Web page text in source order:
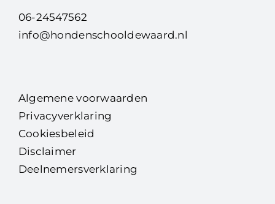
06-24547562
info@hondenschooldewaard.nl
Algemene voorwaarden
Privacyverklaring
Cookiesbeleid
Disclaimer
Deelnemersverklaring